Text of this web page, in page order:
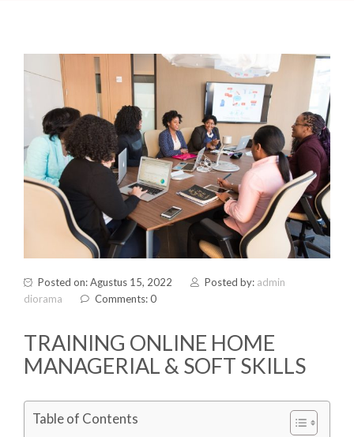
Posted on: Agustus 15, 2022 Posted by: admin
diorama
Comments: 0
TRAINING ONLINE HOME
MANAGERIAL & SOFT SKILLS
Table of Contents